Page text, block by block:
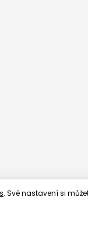
. Své nastavení si